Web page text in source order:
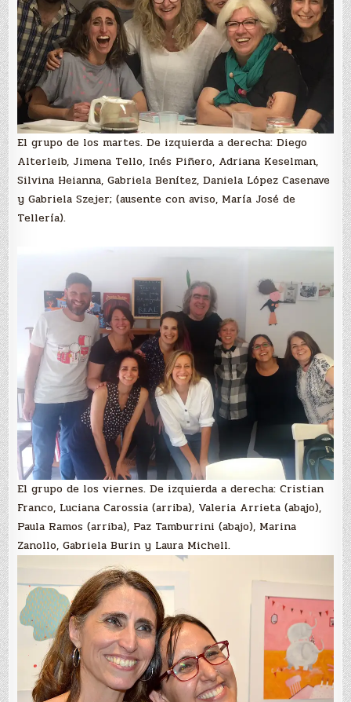
El grupo de los martes. De izquierda a derecha: Diego
Alterleib, Jimena Tello, Inés Piñero, Adriana Keselman,
Silvina Heianna, Gabriela Benítez, Daniela López Casenave
y Gabriela Szejer; (ausente con aviso, María José de
Tellería).
El grupo de los viernes. De izquierda a derecha: Cristian
Franco, Luciana Carossia (arriba), Valeria Arrieta (abajo),
Paula Ramos (arriba), Paz Tamburrini (abajo), Marina
Zanollo, Gabriela Burin y Laura Michell.